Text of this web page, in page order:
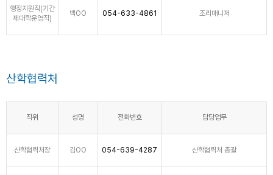
행정지원직(기간
제대학운영직)
백OO 054-633-4861 조리매니저
산학협력처
직위 성명 전화번호 담당업무
산학협력처장 김OO 054-639-4287 산학협력처 총괄